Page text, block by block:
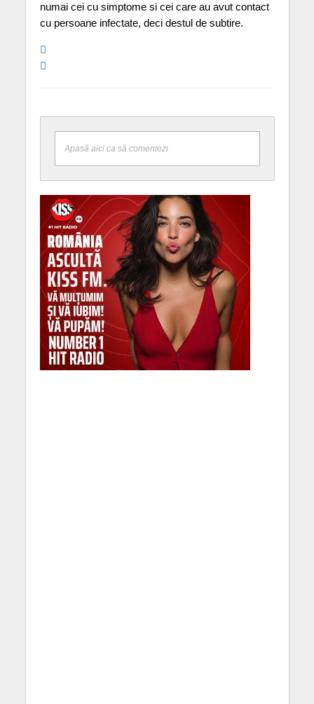
numai cei cu simptome si cei care au avut contact
cu persoane infectate, deci destul de subtire.
Apasă aici ca să comentezi